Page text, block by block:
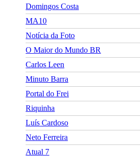
Domingos Costa
MA10
Notícia da Foto
O Maior do Mundo BR
Carlos Leen
Minuto Barra
Portal do Frei
Riquinha
Luís Cardoso
Neto Ferreira
Atual 7